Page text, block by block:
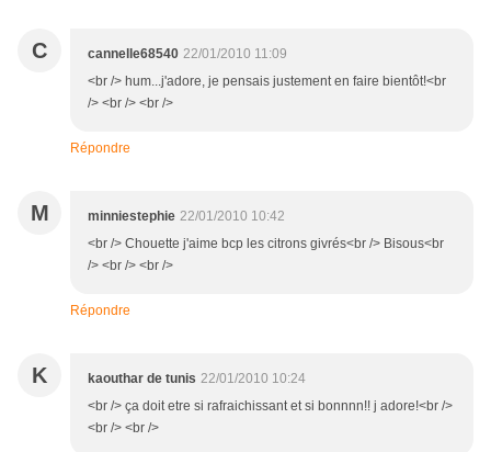
C cannelle68540 22/01/2010 11:09
<br /> hum...j'adore, je pensais justement en faire bientôt!<br
/> <br /> <br />
Répondre
M minniestephie 22/01/2010 10:42
<br /> Chouette j'aime bcp les citrons givrés<br /> Bisous<br
/> <br /> <br />
Répondre
K kaouthar de tunis 22/01/2010 10:24
<br /> ça doit etre si rafraichissant et si bonnnn!! j adore!<br />
<br /> <br />